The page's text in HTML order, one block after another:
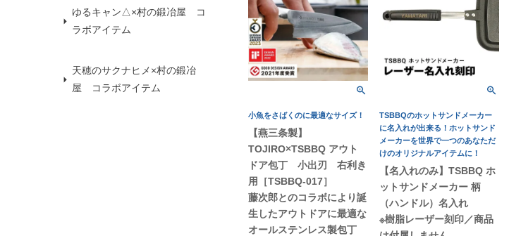
ゆるキャン△×村の鍛冶屋 コ
ラボアイテム
天穂のサクナヒメ×村の鍛冶
屋 コラボアイテム
小魚をさばくのに最適なサイズ！
【燕三条製】
TOJIRO×TSBBQ アウト
ドア包丁 小出刃 右利き
用［TSBBQ-017］
藤次郎とのコラボにより誕
生したアウトドアに最適な
オールステンレス製包丁
TSBBQのホットサンドメーカー
に名入れが出来る！ホットサンド
メーカーを世界で一つのあなただ
けのオリジナルアイテムに！
【名入れのみ】TSBBQ ホ
ットサンドメーカー 柄
（ハンドル）名入れ
※樹脂レーザー刻印／商品